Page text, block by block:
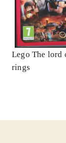
Lego The lord
rings